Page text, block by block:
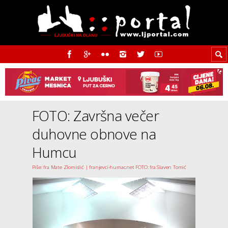
FOTO: Završna večer
duhovne obnove na
Humcu
Piše: fra Mate Zlomislić | franjevci-humac.net FOTO: fra Slaven Tomić